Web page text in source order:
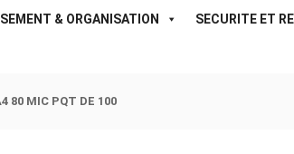
& ORGANISATION SECURITE ET
80 MIC PQT DE 100